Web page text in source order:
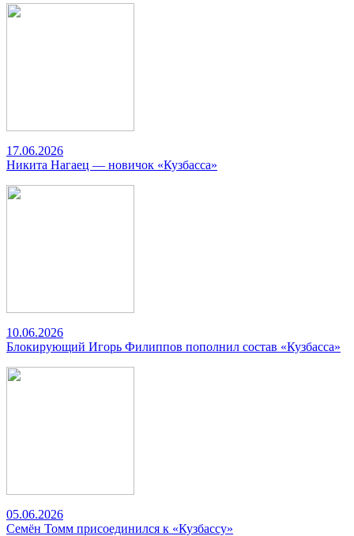
17.06.2026
Никита Нагаец — новичок «Кузбасса»
10.06.2026
Блокирующий Игорь Филиппов пополнил состав «Кузбасса»
05.06.2026
Семён Томм присоединился к «Кузбассу»